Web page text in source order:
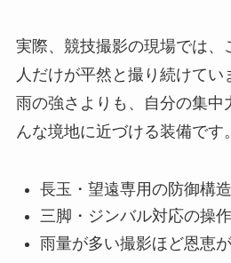
実際、競技撮影の現場では、
人だけが平然と撮り続けてい
雨の強さよりも、自分の集
んな境地に近づける装備です。
長玉・望遠専用の防御構造
三脚・ジンバル対応の操
雨量が多い撮影ほど恩恵